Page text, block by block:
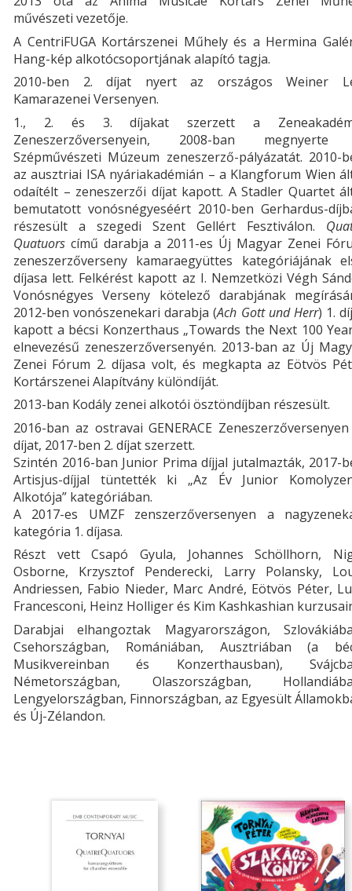
művészeti vezetője.
A CentriFUGA Kortárszenei Műhely és a Hermina
Hang-kép alkotócsoportjának alapító tagja.
2010-ben 2. díjat nyert az országos Weiner
Kamarazenei Versenyen.
1., 2. és 3. díjakat szerzett a
Zeneszerzőversenyein, 2008-ban
Szépművészeti Múzeum zeneszerző-pályázatát. 2010-
az ausztriai ISA nyáriakadémián – a Klangforum Wien
odaítélt – zeneszerzői díjat kapott. A Stadler Quartet
bemutatott vonósnégyeséért 2010-ben Gerhardus-
részesült a szegedi Szent Gellért Fesztiválon.
Quatuors című darabja a 2011-es Új Magyar Zenei
zeneszerzőverseny kamaraegyüttes kategóriájának
díjasa lett. Felkérést kapott az I. Nemzetközi Végh
Vonósnégyes Verseny kötelező darabjának
2012-ben vonószenekari darabja (Ach Gott und Herr) 1.
kapott a bécsi Konzerthaus „Towards the Next 100
elnevezésű zeneszerzőversenyén. 2013-ban az Új
Zenei Fórum 2. díjasa volt, és megkapta az Eötvös
Kortárszenei Alapítvány különdíját.
2013-ban Kodály zenei alkotói ösztöndíjban részesült.
2016-ban az ostravai GENERACE
díjat, 2017-ben 2. díjat szerzett.
Szintén 2016-ban Junior Prima díjjal jutalmazták, 2017-
Artisjus-díjjal tüntették ki „Az Év Junior
Alkotója” kategóriában.
A 2017-es UMZF zenszerzőversenyen a
kategória 1. díjasa.
Részt vett Csapó Gyula, Johannes Schöllhorn,
Osborne, Krzysztof Penderecki, Larry Polansky,
Andriessen, Fabio Nieder, Marc André, Eötvös Péter,
Francesconi, Heinz Holliger és Kim Kashkashian
Darabjai elhangoztak Magyarországon,
Csehországban, Romániában, Ausztriában (a
Musikvereinban és Konzerthausban),
Németországban, Olaszországban,
Lengyelországban, Finnországban, az Egyesült
és Új-Zélandon.